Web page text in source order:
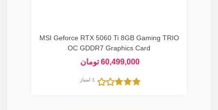
MSI Geforce RTX 5060 Ti 8GB Gaming TRIO
OC GDDR7 Graphics Card
60,499,000 تومان
1 امتیاز